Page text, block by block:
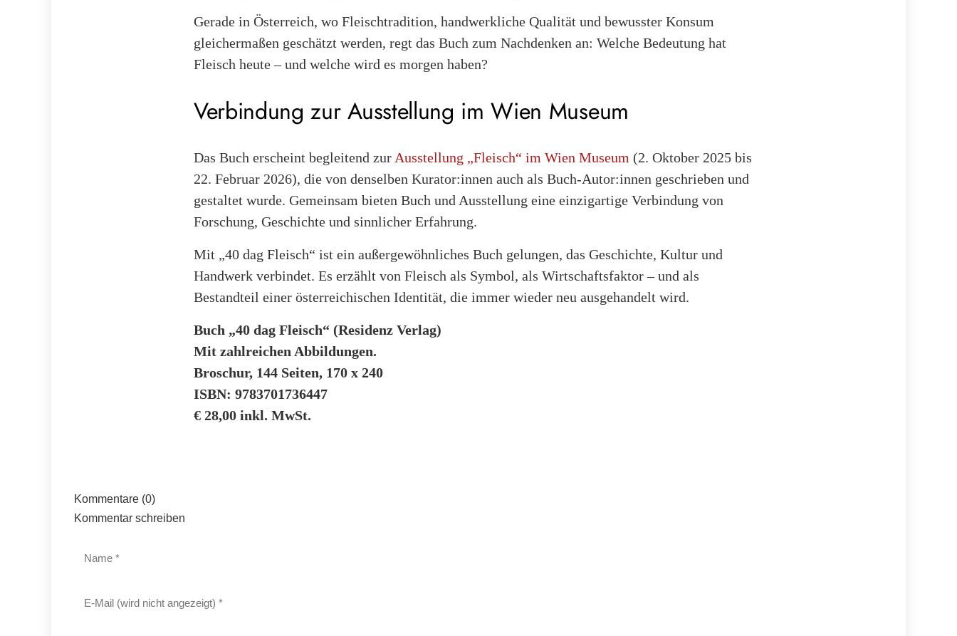
Gerade in Österreich, wo Fleischtradition, handwerkliche Qualität und bewusster Konsum
gleichermaßen geschätzt werden, regt das Buch zum Nachdenken an: Welche Bedeutung hat
Fleisch heute – und welche wird es morgen haben?
Verbindung zur Ausstellung im Wien Museum
Das Buch erscheint begleitend zur Ausstellung „Fleisch“ im Wien Museum (2. Oktober 2025 bis
22. Februar 2026), die von denselben Kurator:innen auch als Buch-Autor:innen geschrieben und
gestaltet wurde. Gemeinsam bieten Buch und Ausstellung eine einzigartige Verbindung von
Forschung, Geschichte und sinnlicher Erfahrung.
Mit „40 dag Fleisch“ ist ein außergewöhnliches Buch gelungen, das Geschichte, Kultur und
Handwerk verbindet. Es erzählt von Fleisch als Symbol, als Wirtschaftsfaktor – und als
Bestandteil einer österreichischen Identität, die immer wieder neu ausgehandelt wird.
Buch „40 dag Fleisch“ (Residenz Verlag)
Mit zahlreichen Abbildungen.
Broschur, 144 Seiten, 170 x 240
ISBN: 9783701736447
€ 28,00 inkl. MwSt.
Kommentare (0)
Kommentar schreiben